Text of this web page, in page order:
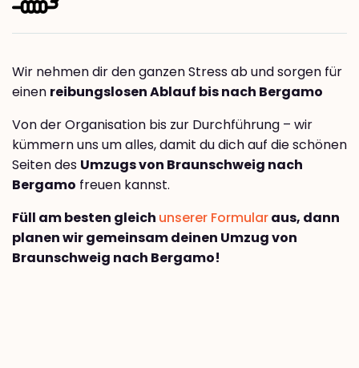
Wir nehmen dir den ganzen Stress ab und sorgen für
einen reibungslosen Ablauf bis nach Bergamo
Von der Organisation bis zur Durchführung – wir
kümmern uns um alles, damit du dich auf die schönen
Seiten des Umzugs von Braunschweig nach
Bergamo freuen kannst.
Füll am besten gleich unserer Formularaus, dann
planen wir gemeinsam deinen Umzug von
Braunschweig nach Bergamo!